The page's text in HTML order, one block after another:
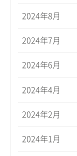
2024年8月
2024年7月
2024年6月
2024年4月
2024年2月
2024年1月